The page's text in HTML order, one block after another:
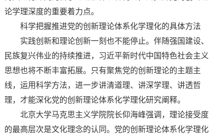
论学理深度的重要着力点。
科学把握推进党的创新理论体系化学理化的具体方法
实践创新和理论创新一刻也不能停止。伴随强国建设、
民族复兴伟业的持续推进，习近平新时代中国特色社会主义
思想也将不断丰富拓展。只有聚焦党的创新理论的主题主
线，运用科学方法，进一步讲清道理、讲深学理、讲透哲
理，才能深化党的创新理论体系化学理化研究阐释。
北京大学马克思主义学院院长仰海峰强调，理论接受度
的最高层次是文化理念的认同。党的创新理论体系化学理化